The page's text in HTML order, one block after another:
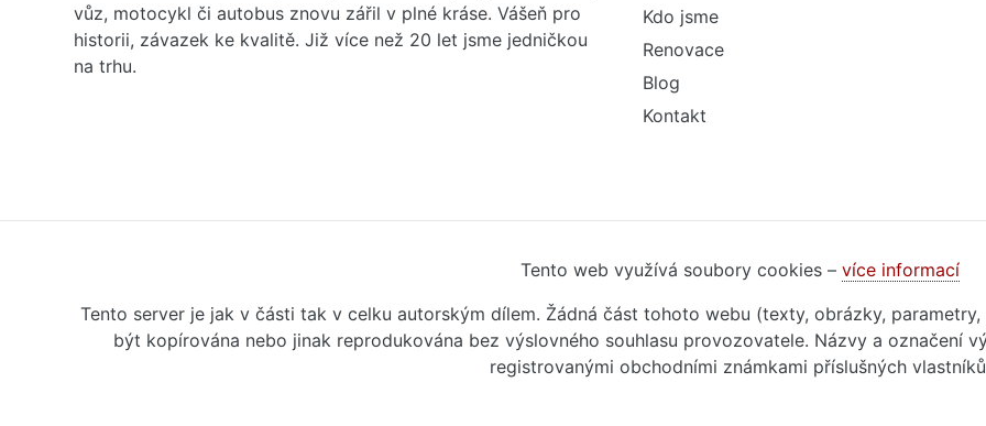
vůz, motocykl či autobus znovu zářil v plné kráse. Vášeň pro
historii, závazek ke kvalitě. Již více než 20 let jsme jedničkou
na trhu.
Kdo jsme
Renovace
Blog
Kontakt
Tento web využívá soubory cookies – více informací
Tento server je jak v části tak v celku autorským dílem. Žádná část tohoto webu (texty, obrázky,
být kopírována nebo jinak reprodukována bez výslovného souhlasu provozovatele. Názvy a označení
registrovanými obchodními známkami příslušných